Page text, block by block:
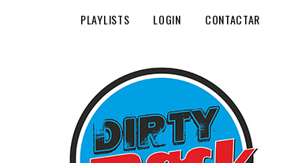
PLAYLISTS LOGIN CONTACTAR